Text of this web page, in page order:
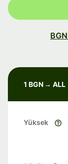
1 BGN → ALL
Yüksek